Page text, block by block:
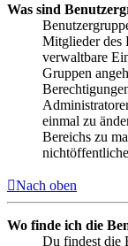
Was sind
Mitglieder des
verwaltbare
Gruppen
einmal zu
Bereichs zu
Nach oben
Wo finde ich die
Du findest die